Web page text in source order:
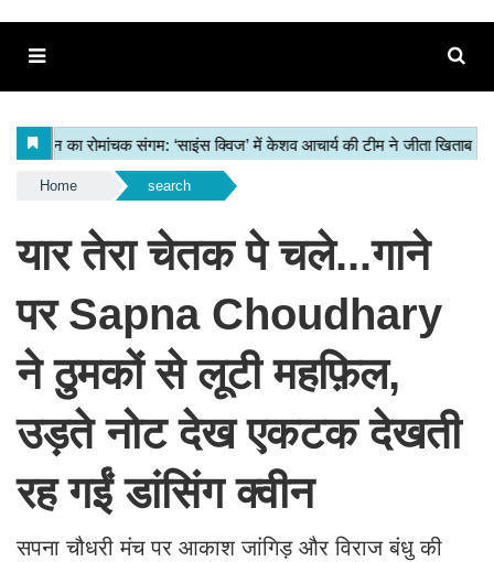
Home search
यार तेरा चेतक पे चले...गाने
पर Sapna Choudhary
ने ठुमकों से लूटी महफ़िल,
उड़ते नोट देख एकटक देखती
रह गईं डांसिंग क्वीन
सपना चौधरी मंच पर आकाश जांगिड़ और विराज बंधु की